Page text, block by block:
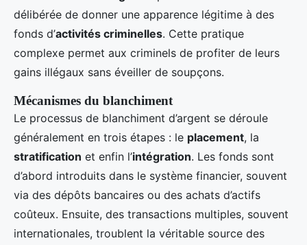
délibérée de donner une apparence légitime à des
fonds d’activités criminelles. Cette pratique
complexe permet aux criminels de profiter de leurs
gains illégaux sans éveiller de soupçons.
Mécanismes du blanchiment
Le processus de blanchiment d’argent se déroule
généralement en trois étapes : le placement, la
stratification et enfin l’intégration. Les fonds sont
d’abord introduits dans le système financier, souvent
via des dépôts bancaires ou des achats d’actifs
coûteux. Ensuite, des transactions multiples, souvent
internationales, troublent la véritable source des